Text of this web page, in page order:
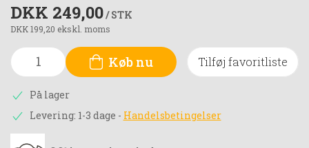
DKK 249,00/ STK
DKK 199,20 ekskl. moms
Køb nu Tilføj favoritliste
På lager
Levering: 1-3 dage - Handelsbetingelser